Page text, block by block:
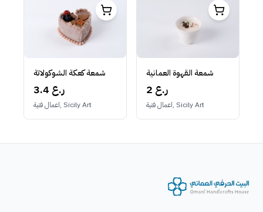
شمعة كعكة الشوكولاتة
3.4 ر.ع
اعمال فنية, Sicily Art
شمعة القهوة العمانية
2 ر.ع
اعمال فنية, Sicily Art